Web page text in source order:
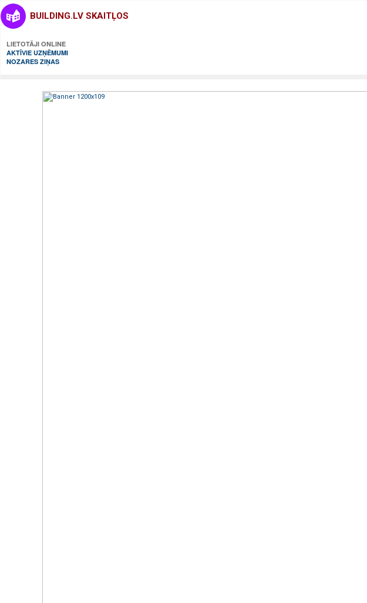
BUILDING.LV SKAITĻOS
LIETOTĀJI ONLINE
AKTĪVIE UZŅĒMUMI
NOZARES ZIŅAS